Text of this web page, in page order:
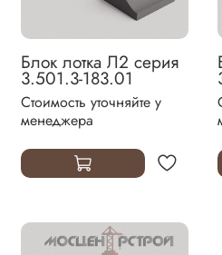
Блок лотка Л2 серия
3.501.3-183.01
Стоимость уточняйте у
менеджера